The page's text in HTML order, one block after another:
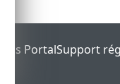
PortalSupport